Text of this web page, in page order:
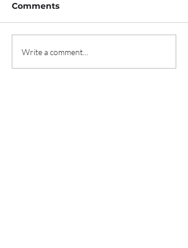
티카로스, 208억 규모 시
리즈D 투자유치 "혈액암
Comments
Write a comment...